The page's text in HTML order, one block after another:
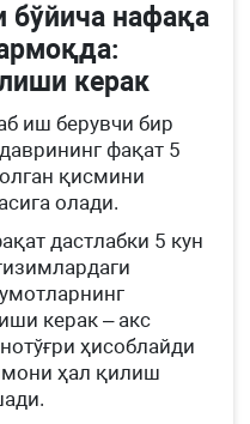
бўйича нафақа
керак
иш берувчи бир
фақат 5
қисмини
олади.
дастлабки 5 кун
керак – акс
ҳисоблайди
ҳал қилиш